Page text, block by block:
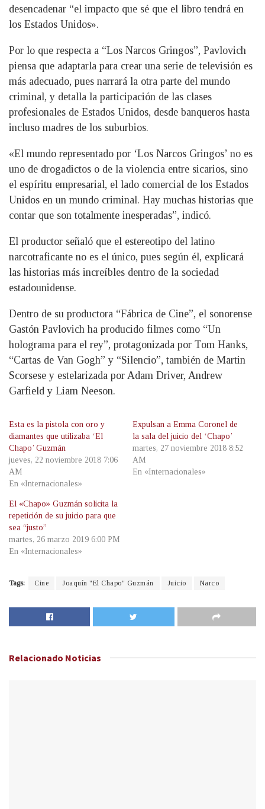
desencadenar “el impacto que sé que el libro tendrá en
los Estados Unidos».
Por lo que respecta a “Los Narcos Gringos”, Pavlovich
piensa que adaptarla para crear una serie de televisión es
más adecuado, pues narrará la otra parte del mundo
criminal, y detalla la participación de las clases
profesionales de Estados Unidos, desde banqueros hasta
incluso madres de los suburbios.
«El mundo representado por ‘Los Narcos Gringos’ no es
uno de drogadictos o de la violencia entre sicarios, sino
el espíritu empresarial, el lado comercial de los Estados
Unidos en un mundo criminal. Hay muchas historias que
contar que son totalmente inesperadas”, indicó.
El productor señaló que el estereotipo del latino
narcotraficante no es el único, pues según él, explicará
las historias más increíbles dentro de la sociedad
estadounidense.
Dentro de su productora “Fábrica de Cine”, el sonorense
Gastón Pavlovich ha producido filmes como “Un
holograma para el rey”, protagonizada por Tom Hanks,
“Cartas de Van Gogh” y “Silencio”, también de Martin
Scorsese y estelarizada por Adam Driver, Andrew
Garfield y Liam Neeson.
Esta es la pistola con oro y
diamantes que utilizaba ‘El
Chapo’ Guzmán
jueves, 22 noviembre 2018 7:06
AM
En «Internacionales»
Expulsan a Emma Coronel de
la sala del juicio del ‘Chapo’
martes, 27 noviembre 2018 8:52
AM
En «Internacionales»
El «Chapo» Guzmán solicita la
repetición de su juicio para que
sea “justo”
martes, 26 marzo 2019 6:00 PM
En «Internacionales»
Tags: Cine Joaquín "El Chapo" Guzmán Juicio Narco
Relacionado Noticias